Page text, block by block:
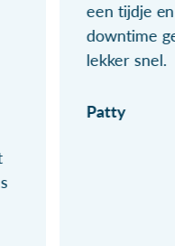
een tijdje
downtime
lekker snel.
Patty